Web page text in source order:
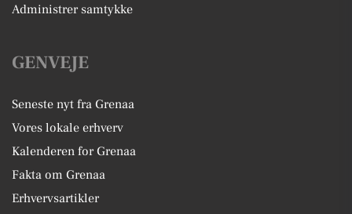
Administrer samtykke
GENVEJE
Seneste nyt fra Grenaa
Vores lokale erhverv
Kalenderen for Grenaa
Fakta om Grenaa
Erhvervsartikler